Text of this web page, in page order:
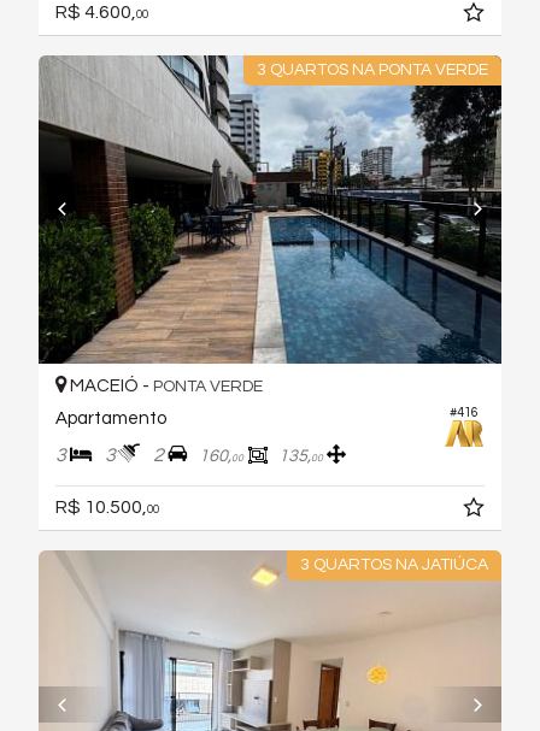
R$ 4.600, 00
3 QUARTOS NA PONTA VERDE
#416
MACEIÓ - PONTA VERDE
Apartamento
3 3 2 160,00 135,00
R$ 10.500,00
3 QUARTOS NA JATIÚCA